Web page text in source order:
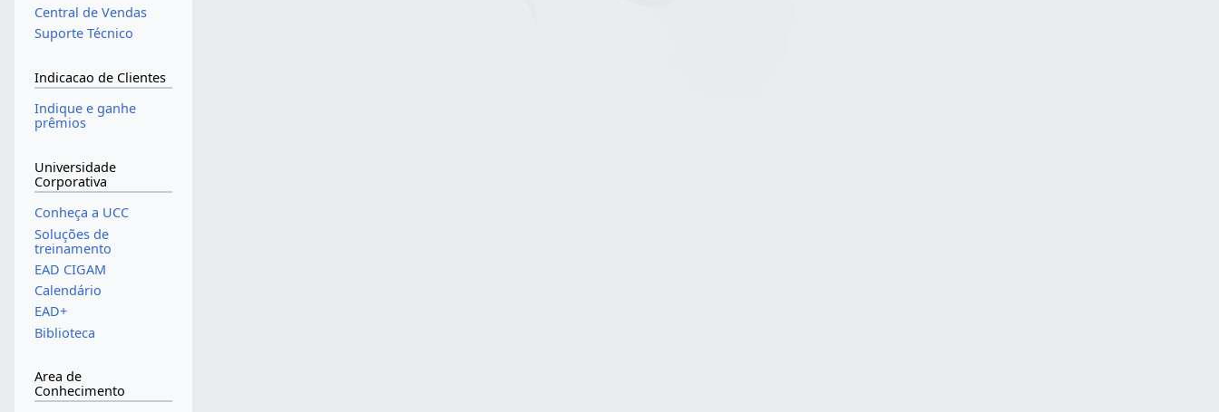
Central de Vendas
Suporte Técnico
Indicacao de Clientes
Indique e ganhe
prêmios
Universidade
Corporativa
Conheça a UCC
Soluções de
treinamento
EAD CIGAM
Calendário
EAD+
Biblioteca
Area de
Conhecimento